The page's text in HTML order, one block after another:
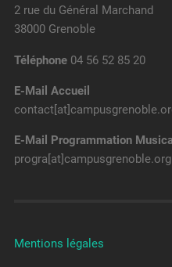
2 rue du Général Marchand
38000 Grenoble
Téléphone04 56 52 85 20
E-Mail Accueil
E-Mail Programmation
progra[at]campusgrenoble.org
Mentions légales